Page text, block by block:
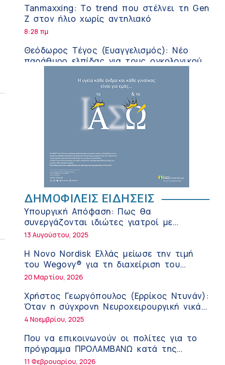
Tanmaxxing: To trend που στέλνει τη Gen
Z στον ήλιο χωρίς αντηλιακό
8:28 πμ
Θεόδωρος Τέγος (Ευαγγελισμός): Νέο
παράθυρο ελπίδας για τους ογκολογικούς
Ασφάλεια στο νερό: 8 χρήσιμες οδηγίες
από τον Ελληνικό Ερυθρό Σταυρό
της σύγχρονης φροντίδας
Αθανάσιος Μανώλης (Metropolitan
Hospital): Καρδιοπαθείς και καλοκαίρι –
Διακοπές με ασφάλεια
6:20 πμ
Ειρήνη Ζίγκιρη (Ερρίκος Ντυνάν): H
θερμική καταπόνηση στους ηλικιωμένους
εργαζόμενους
Σύσκεψη στον ΕΟΦ για την ομαλή
λειτουργία της εφοδιαστικής αλυσίδας
των φαρμάκων στη διάρκεια του
καλοκαιριού
Μιχάλης Τάτσης, Insurance & Healthcare
Analyst, διευθυντής Επιχειρηματικής
Ανάπτυξης Ομίλου HHG
Kavita Patel: Ένα στα πέντε καινοτόμα
φάρμακα φτάνει τελικά στην Ελλάδα
ΔΗΜΟΦΙΛΕΙΣ ΕΙΔΗΣΕΙΣ
Υπουργική Απόφαση: Πως θα
συνεργάζονται ιδιώτες γιατροί με
νοσοκομεία του δημοσίου συστήματος
13 Αυγούστου, 2025
Η Novo Nordisk Ελλάς μείωσε την τιμή
του Wegovy® για τη διαχείριση του
βάρους
20 Μαρτίου, 2026
Χρήστος Γεωργόπουλος (Ερρίκος Ντυνάν):
Όταν η σύγχρονη Νευροχειρουργική νικά
το φόβο!
4 Νοεμβρίου, 2025
Που να επικοινωνούν οι πολίτες για το
πρόγραμμα ΠΡΟΛΑΜΒΑΝΩ κατά της
παχυσαρκίας
11 Φεβρουαρίου, 2026